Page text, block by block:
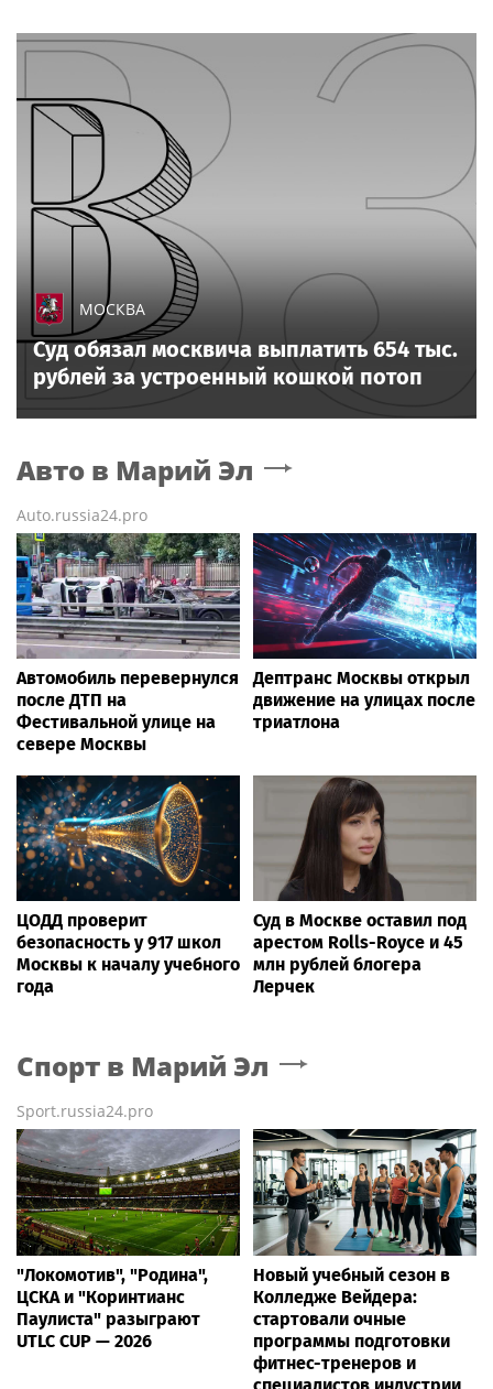
МОСКВА
Суд обязал москвича выплатить 654 тыс.
рублей за устроенный кошкой потоп
Авто в Марий Эл
Auto.russia24.pro
Автомобиль перевернулся
после ДТП на
Фестивальной улице на
севере Москвы
Дептранс Москвы открыл
движение на улицах после
триатлона
ЦОДД проверит
безопасность у 917 школ
Москвы к началу учебного
года
Суд в Москве оставил под
арестом Rolls-Royce и 45
млн рублей блогера
Лерчек
Спорт в Марий Эл
Sport.russia24.pro
"Локомотив", "Родина",
ЦСКА и "Коринтианс
Паулиста" разыграют
UTLC CUP — 2026
Новый учебный сезон в
Колледже Вейдера:
стартовали очные
программы подготовки
фитнес-тренеров и
специалистов индустрии